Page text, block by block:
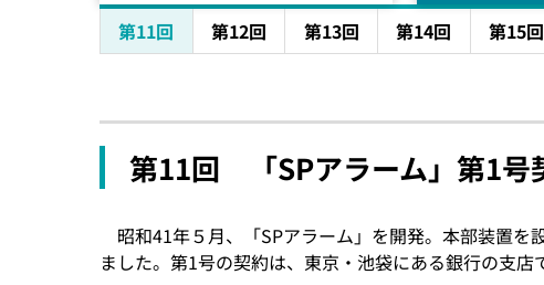
第11回 第12回 第13回 第14回 第15回
第11回 「SPアラーム」第1号
昭和41年５月、「SPアラーム」を開発。本部装置を
ました。第1号の契約は、東京・池袋にある銀行の支店